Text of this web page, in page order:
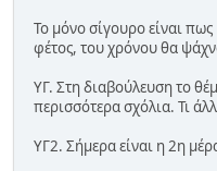
Το μόνο σίγουρο είναι
φέτος, του χρόνου θα
ΥΓ. Στη διαβούλευση το
περισσότερα σχόλια. Τι
ΥΓ2. Σήμερα είναι η 2η